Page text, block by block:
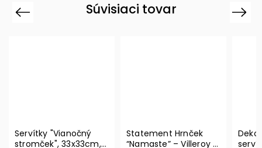
Súvisiaci tovar
Previous
Servítky "Vianočný
stromček", 33x33cm,
Statement Hrnček
“Namaste” – Villeroy &
Next